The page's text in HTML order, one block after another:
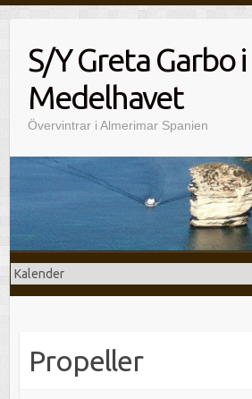
innehållS/Y Greta Garbo i
Medelhavet
Övervintrar i Almerimar Spanien
Propeller